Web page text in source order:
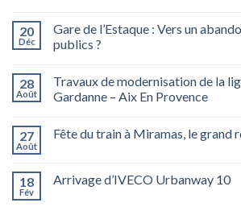
20
Déc
Gare de l’Estaque : Vers un
publics ?
28
Août
Travaux de modernisation de la
Gardanne – Aix En Provence
27
Août
Fête du train à Miramas, le grand
18
Fév
Arrivage d’IVECO Urbanway 10